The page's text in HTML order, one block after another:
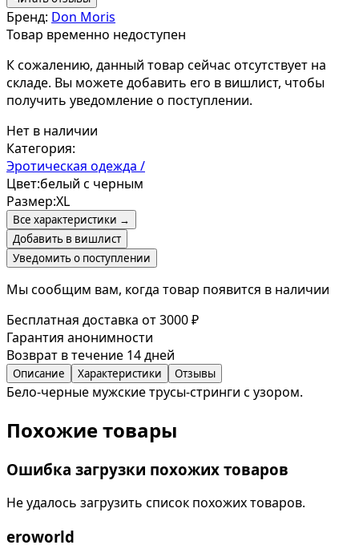
Бренд: Don Moris
Товар временно недоступен
К сожалению, данный товар сейчас отсутствует на
складе. Вы можете добавить его в вишлист, чтобы
получить уведомление о поступлении.
Нет в наличии
Категория:
Эротическая одежда /
Цвет:белый с черным
Размер:XL
Все характеристики →
Добавить в вишлист
Уведомить о поступлении
Мы сообщим вам, когда товар появится в наличии
Бесплатная доставка от 3000 ₽
Гарантия анонимности
Возврат в течение 14 дней
Описание Характеристики Отзывы
Бело-черные мужские трусы-стринги с узором.
Похожие товары
Ошибка загрузки похожих товаров
Не удалось загрузить список похожих товаров.
eroworld